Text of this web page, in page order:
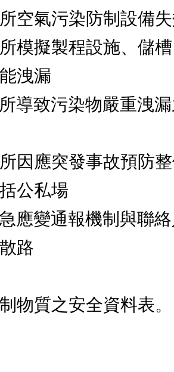
空氣污染防制設備
模擬製程設施、儲
洩漏
因應突發事故預防
公私場
路
物質之安全資料表。